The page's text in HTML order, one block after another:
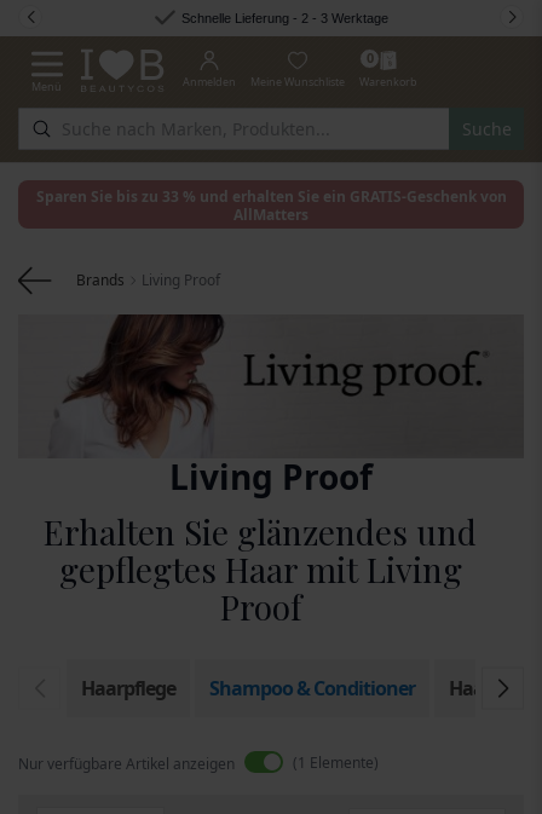
Zum Inhalt springen Schnelle Lieferung - 2 - 3 Werktage
Navigation umschalten
Menü
Suche
Anmelden Meine Wunschliste
0
Warenkorb
Sparen Sie bis zu 33 % und erhalten Sie ein GRATIS-Geschenk von
AllMatters
Brands Living Proof
Living Proof
Erhalten Sie glänzendes und
gepflegtes Haar mit Living
Proof
Haarpflege Shampoo & Conditioner
Nur verfügbare Artikel anzeigen 1 Elemente